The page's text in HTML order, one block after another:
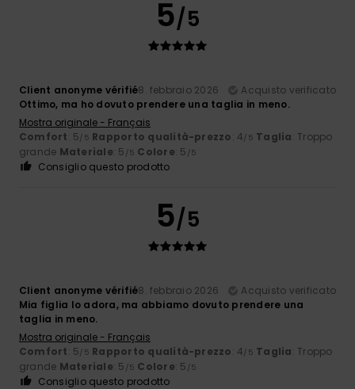
5/5
Client anonyme vérifié8. febbraio 2026
Acquisto verificato
Ottimo, ma ho dovuto prendere una taglia in meno.
Mostra originale - Français
Comfort: 5/5 Rapporto qualità-prezzo: 4/5 Taglia: Troppo
grande Materiale: 5 /5 Colore: 5 /5
Consiglio questo prodotto
5/5
Client anonyme vérifié8. febbraio 2026
Acquisto verificato
Mia figlia lo adora, ma abbiamo dovuto prendere una
taglia in meno.
Mostra originale - Français
Comfort: 5/5 Rapporto qualità-prezzo: 4/5 Taglia: Troppo
grande Materiale: 5 /5 Colore: 5 /5
Consiglio questo prodotto